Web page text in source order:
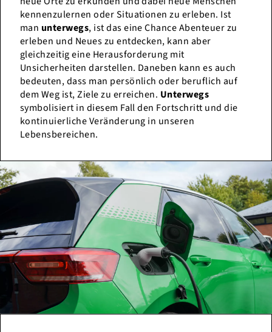
kennenzulernen oder Situationen zu erleben. Ist
man unterwegs, ist das eine Chance Abenteuer zu
erleben und Neues zu entdecken, kann aber
gleichzeitig eine Herausforderung mit
Unsicherheiten darstellen. Daneben kann es auch
bedeuten, dass man persönlich oder beruflich auf
dem Weg ist, Ziele zu erreichen. Unterwegs
symbolisiert in diesem Fall den Fortschritt und die
kontinuierliche Veränderung in unseren
Lebensbereichen.